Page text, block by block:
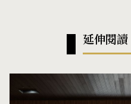
延伸閱讀